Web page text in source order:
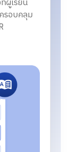
ครอบคลุม